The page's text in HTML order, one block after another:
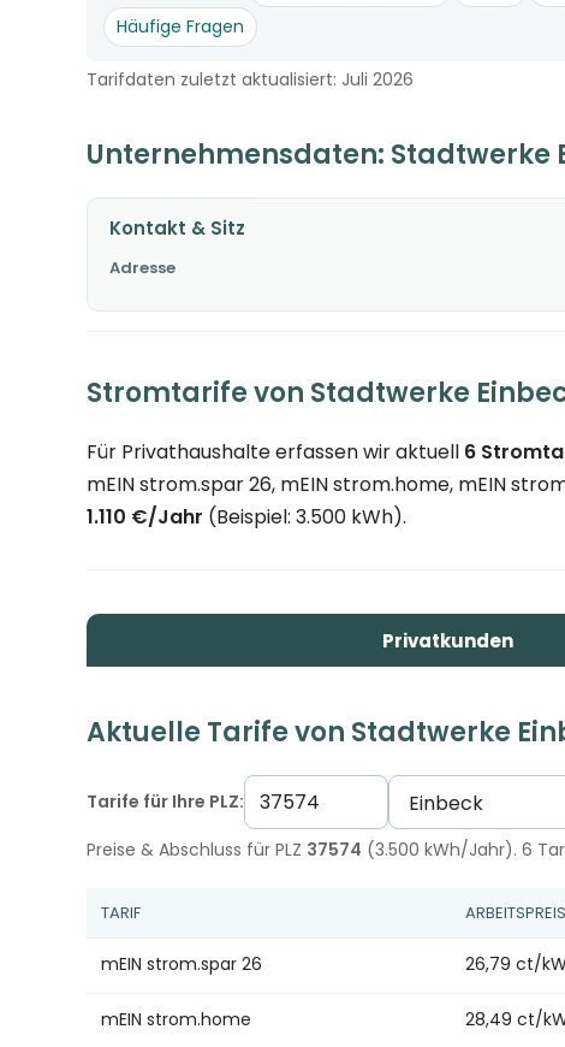
Häufige Fragen
Tarifdaten zuletzt aktualisiert: Juli 2026
Unternehmensdaten: Stadtwerke
Kontakt & Sitz
Adresse
Stromtarife von Stadtwerke
Für Privathaushalte erfassen wir aktuell 6
mEIN strom.spar 26, mEIN strom.home, mEIN
1.110 €/Jahr (Beispiel: 3.500 kWh).
Privatkunden
Aktuelle Tarife von Stadtwerke
Tarife für Ihre PLZ:
Preise & Abschluss für PLZ 37574 (3.500 kWh/Jahr). 6
TARIF ARBEITSPREIS
mEIN strom.spar 26 26,79 ct/
mEIN strom.home 28,49 ct/